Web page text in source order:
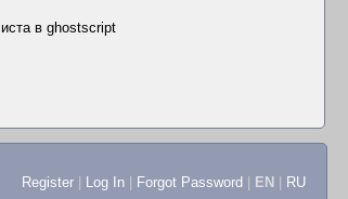
в ghostscript
Register Log In Forgot Password EN RU